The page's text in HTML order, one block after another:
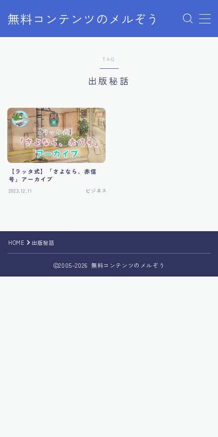
無料コンテンツのメルぞう
MENU
お問い合わせ
TAG
出版秘話
【ラッタ式】「さよなら、赤信
号」アーカイブ
2023.12.11 ビジネス
HOME 出版秘話
2005–2026 無料コンテンツのメルぞう